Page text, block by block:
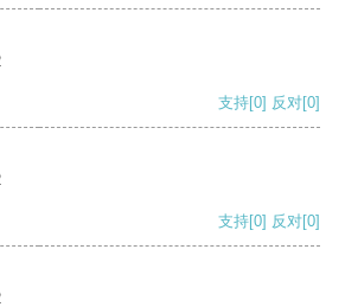
支持[0] 反对[0]
支持[0] 反对[0]